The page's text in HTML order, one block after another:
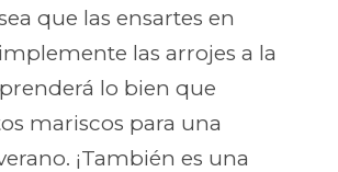
que las ensartes en
las arrojes a la
lo bien que
mariscos para una
¡También es una